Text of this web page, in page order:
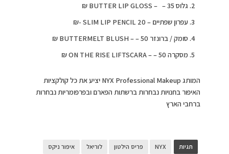
גלוס BUTTER LIP GLOSS – – 35 ₪
עפרון שפתיים – 20 SLIM LIP PENCIL -₪
סומק / ברונזר BUTTERMELT BLUSH – – 50 ₪
מסקרה ON THE RISE LIFTSCARA – – 50 ₪
המותג NYX Professional Makeup יציע את כל קולקציות
האיפור בחנויות נבחרות ברשתות הפארם ובפרפומריות נבחרות
ברחבי הארץ
תגיות NYX פריס הילטון לוריאל איפור ניקס